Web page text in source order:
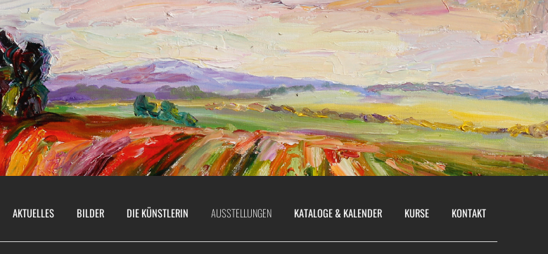
AKTUELLES BILDER DIE KÜNSTLERIN AUSSTELLUNGEN KATALOGE & KALENDER KURSE KONTAKT